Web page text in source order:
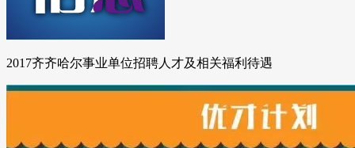
2017齐齐哈尔事业单位招聘人才及相关福利待遇